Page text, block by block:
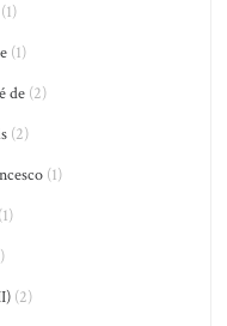
(1)
(1)
de(2)
(2)
(1)
(2)